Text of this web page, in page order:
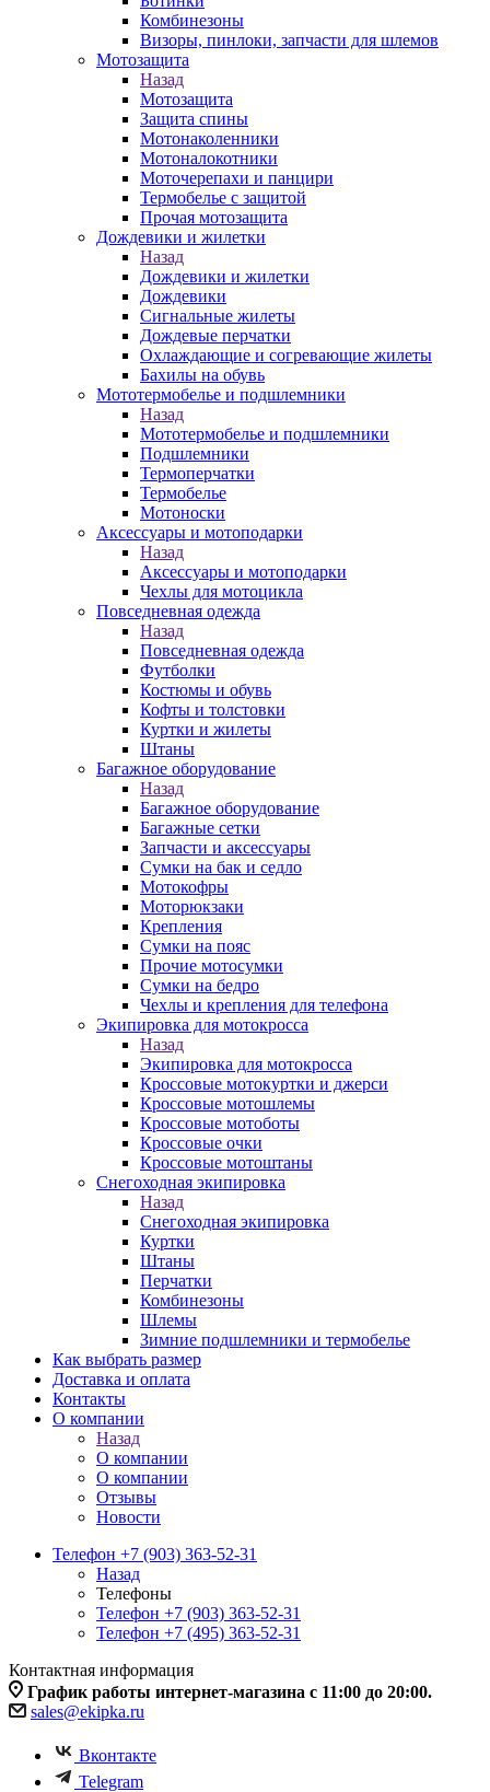
Комбинезоны
Визоры, пинлоки, запчасти для шлемов
Мотозащита
Назад
Мотозащита
Защита спины
Мотонаколенники
Мотоналокотники
Моточерепахи и панцири
Термобелье с защитой
Прочая мотозащита
Дождевики и жилетки
Назад
Дождевики и жилетки
Дождевики
Сигнальные жилеты
Дождевые перчатки
Охлаждающие и согревающие жилеты
Бахилы на обувь
Мототермобелье и подшлемники
Назад
Мототермобелье и подшлемники
Подшлемники
Термоперчатки
Термобелье
Мотоноски
Аксессуары и мотоподарки
Назад
Аксессуары и мотоподарки
Чехлы для мотоцикла
Повседневная одежда
Назад
Повседневная одежда
Футболки
Костюмы и обувь
Кофты и толстовки
Куртки и жилеты
Штаны
Багажное оборудование
Назад
Багажное оборудование
Багажные сетки
Запчасти и аксессуары
Сумки на бак и седло
Мотокофры
Моторюкзаки
Крепления
Сумки на пояс
Прочие мотосумки
Сумки на бедро
Чехлы и крепления для телефона
Экипировка для мотокросса
Назад
Экипировка для мотокросса
Кроссовые мотокуртки и джерси
Кроссовые мотошлемы
Кроссовые мотоботы
Кроссовые очки
Кроссовые мотоштаны
Снегоходная экипировка
Назад
Снегоходная экипировка
Куртки
Штаны
Перчатки
Комбинезоны
Шлемы
Зимние подшлемники и термобелье
Как выбрать размер
Доставка и оплата
Контакты
О компании
Назад
О компании
О компании
Отзывы
Новости
Телефон +7 (903) 363-52-31
Назад
Телефоны
Телефон +7 (903) 363-52-31
Телефон +7 (495) 363-52-31
Контактная информация
График работы интернет-магазина с 11:00 до 20:00.
sales@ekipka.ru
Вконтакте
Telegram